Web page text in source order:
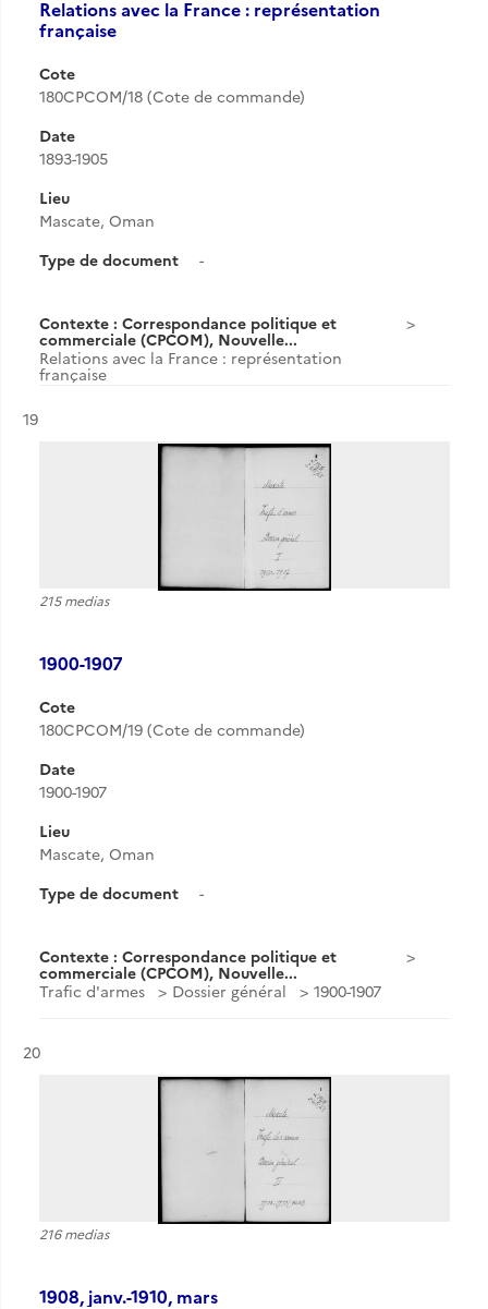
Relations avec la France : représentation
française
Cote
180CPCOM/18 (Cote de commande)
Date
1893-1905
Lieu
Mascate, Oman
Type de document
-
Contexte : Correspondance politique et
commerciale (CPCOM), Nouvelle...
Relations avec la France : représentation
française
Résultat n°
19
215 medias
1900-1907
Cote
180CPCOM/19 (Cote de commande)
Date
1900-1907
Lieu
Mascate, Oman
Type de document
-
Contexte : Correspondance politique et
commerciale (CPCOM), Nouvelle...
Trafic d'armes
Dossier général 1900-1907
Résultat n°
20
216 medias
1908, janv.-1910, mars